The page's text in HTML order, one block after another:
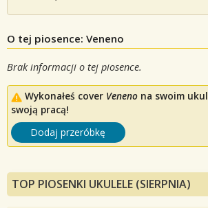
O tej piosence: Veneno
Brak informacji o tej piosence.
Wykonałeś cover Veneno na swoim
swoją pracą!
Dodaj przeróbkę
TOP PIOSENKI UKULELE (SIERPNIA)